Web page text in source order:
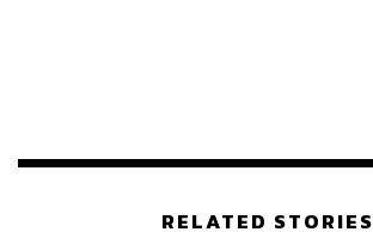
ภาพประกอบ: พิชามญชุ์ วรรณสาร
Portugal
Thorgan Hazard
RELATED STORIES